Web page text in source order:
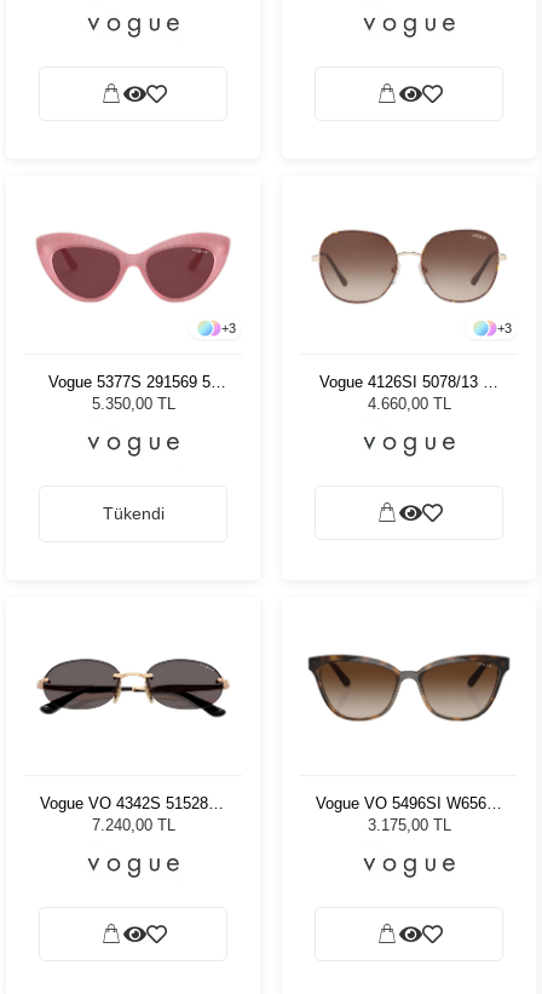
+3
Vogue 5377S 291569 52
Kadın Güneş Gözlüğü
5.350,00 TL
Tükendi
+3
Vogue 4126SI 5078/13 56
Kadın Güneş Gözlüğü
4.660,00 TL
Vogue VO 4342S 515287 -
55 Kadın Güneş Gözlüğü
7.240,00 TL
Vogue VO 5496SI W65613
- 54 Kadın Güneş Gözlüğü
3.175,00 TL